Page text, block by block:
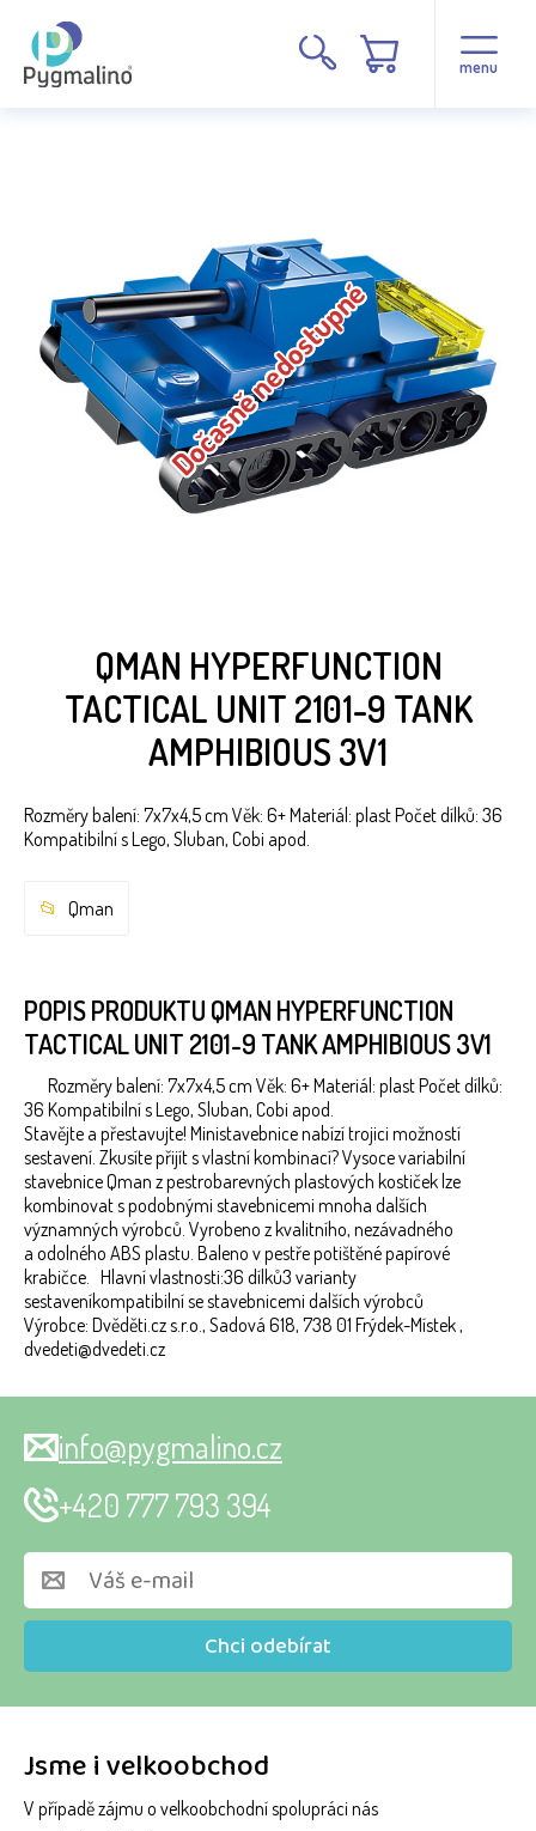
menu
Dočasně nedostupné
QMAN HYPERFUNCTION
TACTICAL UNIT 2101-9 TANK
AMPHIBIOUS 3V1
Rozměry balení: 7x7x4,5 cm Věk: 6+ Materiál: plast Počet dílků: 36
Kompatibilní s Lego, Sluban, Cobi apod.
Qman
POPIS PRODUKTU QMAN HYPERFUNCTION
TACTICAL UNIT 2101-9 TANK AMPHIBIOUS 3V1
Rozměry balení: 7x7x4,5 cm Věk: 6+ Materiál: plast Počet dílků:
36 Kompatibilní s Lego, Sluban, Cobi apod.
Stavějte a přestavujte! Ministavebnice nabízí trojici možností
sestavení. Zkusíte přijít s vlastní kombinací? Vysoce variabilní
stavebnice Qman z pestrobarevných plastových kostiček lze
kombinovat s podobnými stavebnicemi mnoha dalších
významných výrobců. Vyrobeno z kvalitního, nezávadného
a odolného ABS plastu. Baleno v pestře potištěné papírové
krabičce. Hlavní vlastnosti:36 dílků3 varianty
sestaveníkompatibilní se stavebnicemi dalších výrobců
Výrobce: Dvěděti.cz s.r.o., Sadová 618, 738 01 Frýdek-Místek ,
dvedeti@dvedeti.cz
Jsme i velkoobchod
V případě zájmu o velkoobchodní spolupráci nás
Chci odebírat
info@pygmalino.cz
+420 777 793 394